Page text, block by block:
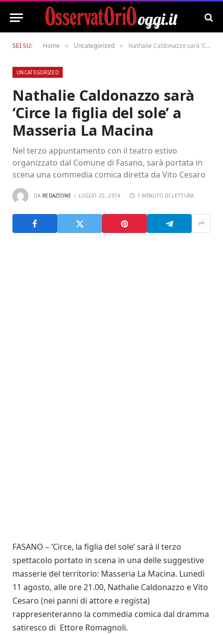
SEI SU: Home » Uncategorized » Nathalie Caldonazzo sarà ‘Circe la figlia del sole’ a Masseria La Macina
UNCATEGORIZED
Nathalie Caldonazzo sarà
‘Circe la figlia del sole’ a
Masseria La Macina
Nel terzo appuntamento con il teatro estivo
organizzato dal Comune di Fasano, sarà portata in
scena una commedia comica diretta da Vito Cesaro
DA REDAZIONE LUGLIO 20, 2014 1 MINUTO DI LETTURA
FASANO – ‘Circe, la figlia del sole’ sarà il terzo
spettacolo portato in scena in una delle suggestive
masserie del territorio: Masseria La Macina. Lunedì
11 agosto, alle ore 21.00, Nathalie Caldonazzo e Vito
Cesaro (nei panni di attore e regista)
rappresenteranno la commedia comica dal dramma
satiresco di Ettore Romagnoli.